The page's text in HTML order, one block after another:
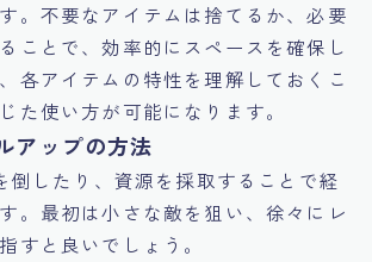
。不要なアイテムは捨てるか、必要
ことで、効率的にスペースを確保し
各アイテムの特性を理解しておくこ
た使い方が可能になります。
アップの方法
倒したり、資源を採取することで経
。最初は小さな敵を狙い、徐々にレ
すと良いでしょう。